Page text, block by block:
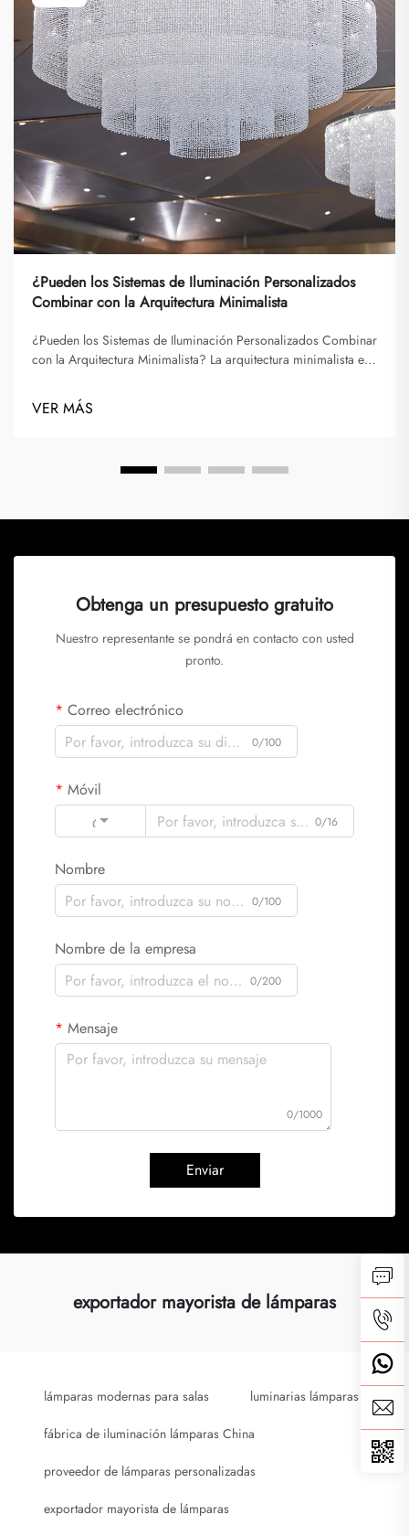
¿Pueden los Sistemas de Iluminación Personalizados
Combinar con la Arquitectura Minimalista
¿Pueden los Sistemas de Iluminación Personalizados Combinar
con la Arquitectura Minimalista? La arquitectura minimalista es
en la funcionalidad por encima de la decoración. Busca
eliminar lo superfluo y centrarse en la simplicidad, utilizando a
VER MÁS
Obtenga un presupuesto gratuito
Nuestro representante se pondrá en contacto con usted
pronto.
Correo electrónico
0/100
Móvil
Code
0/16
Nombre
0/100
Nombre de la empresa
0/200
Mensaje
0/1000
Enviar
exportador mayorista de lámparas
lámparas modernas para salas luminarias lámparas
fábrica de iluminación lámparas China
proveedor de lámparas personalizadas
exportador mayorista de lámparas